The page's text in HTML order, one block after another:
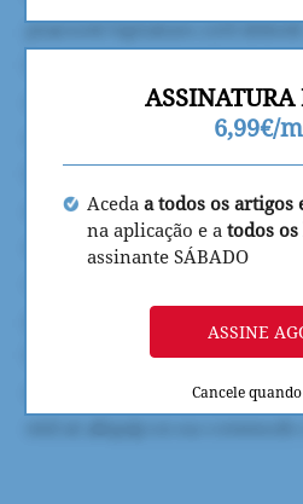
6,99€/
Aceda a todos os artigos
na aplicação e a todos
assinante SÁBADO
ASSINE
Cancele